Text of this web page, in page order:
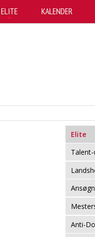
ELITE KALENDER
Elite
Anti-